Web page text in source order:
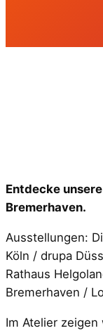
Entdecke
Bremerhaven.
Ausstellungen:
Köln / drupa
Rathaus
Bremerhaven /
Im Atelier